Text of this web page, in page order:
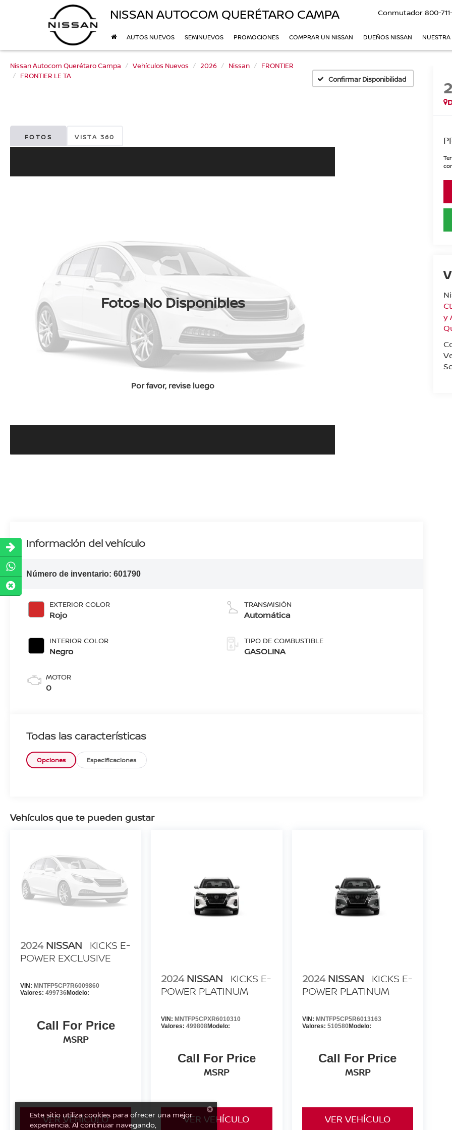
NISSAN AUTOCOM QUERÉTARO CAMPA Conmutador 800-
AUTOS NUEVOS SEMINUEVOS PROMOCIONES COMPRAR UN NISSAN DUEÑOS NISSAN
Nissan Autocom Querétaro Campa Vehículos Nuevos 2026 Nissan
FRONTIER
FRONTIER LE TA
Confirmar Disponibilidad
FOTOS VISTA 360
Fotos No Disponibles
Por favor, revise luego
y
Información del vehículo
Número de inventario:601790
EXTERIOR COLOR
Rojo
INTERIOR COLOR
Negro
MOTOR
0
TRANSMISIÓN
Automática
TIPO DE COMBUSTIBLE
GASOLINA
Todas las características
Opciones Especificaciones
Vehículos que te pueden gustar
2024 NISSAN
KICKS E-
POWER EXCLUSIVE
VIN: MNTFP5CP7R6009860
Valores: 499736Modelo:
Call For Price
MSRP
VER VEHÍCULO
2024 NISSAN
KICKS E-
POWER PLATINUM
VIN:MNTFP5CPXR6010310
Valores:499808Modelo:
Call For Price
MSRP
VER VEHÍCULO
2024 NISSAN
KICKS E-
POWER PLATINUM
VIN: MNTFP5CP5R6013163
Valores: 510580Modelo:
Call For Price
MSRP
VER VEHÍCULO
Este sitio utiliza cookies para ofrecer una mejor
experiencia. Al continuar navegando,